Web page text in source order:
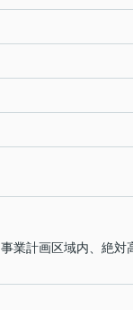
業計画区域内、絶対